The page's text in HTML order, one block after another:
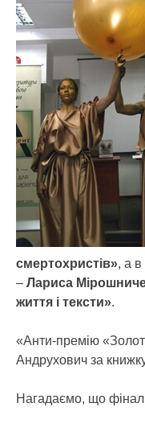
смертохристів», а в
– Лариса
життя і тексти».
«Анти-премію
Андрухович за
Нагадаємо, що